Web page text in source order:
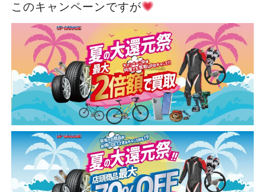
このキャンペーンですが